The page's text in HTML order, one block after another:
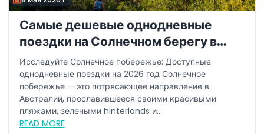
Самые дешевые однодневные
поездки на Солнечном берегу в
2026 году
Исследуйте Солнечное побережье: Доступные
однодневные поездки на 2026 год Солнечное
побережье — это потрясающее направление в
Австралии, прославившееся своими красивыми
пляжами, зелеными hinterlands и...
READ MORE